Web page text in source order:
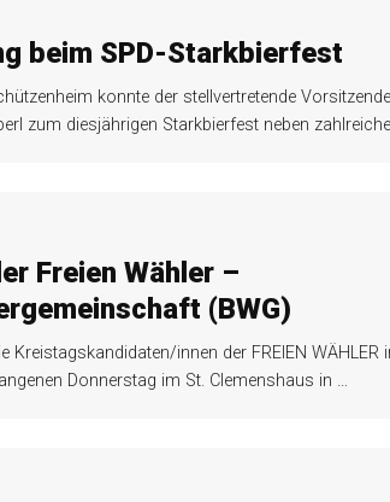
beim SPD-Starkbierfest
konnte der stellvertretende
zum diesjährigen Starkbierfest neben
Freien Wähler –
(BWG)
Kreistagskandidaten/innen der FREIEN WÄHLER
Donnerstag im St. Clemenshaus in …